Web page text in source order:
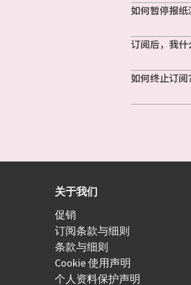
如何暂停报纸
订阅后，我什
如何终止订阅
关于我们
促销
订阅条款与细则
条款与细则
Cookie 使用声明
个人资料保护声明